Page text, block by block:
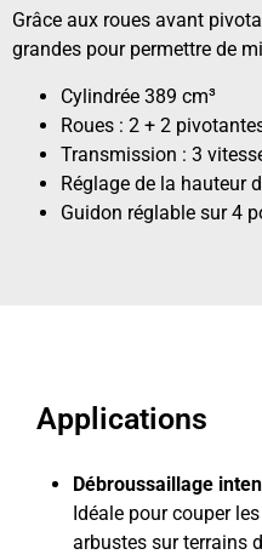
Grâce aux roues avant
grandes pour permettre de
Cylindrée 389 cm³
Roues : 2 + 2
Transmission : 3
Réglage de la hauteur
Guidon réglable sur 4
Applications
Débroussaillage
Idéale pour couper
arbustes sur terrains